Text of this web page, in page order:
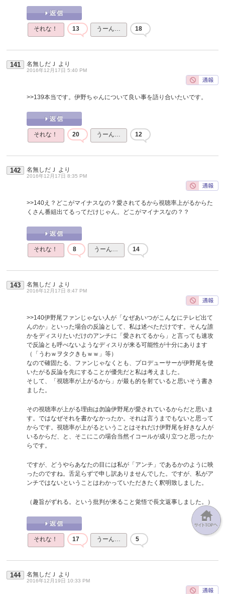
それな！ 13 うーん… 18
141 名無しだＪ より
2016年12月17日 5:40 PM
>>139本当です。伊野ちゃんについて良い事を語り合いたいです。
それな！ 20 うーん… 12
142 名無しだＪ より
2016年12月17日 8:35 PM
>>140え？どこがマイナスなの？愛されてるから視聴率上がるからた
くさん番組出てるってだけじゃん。どこがマイナスなの？？
それな！ 8 うーん… 14
143 名無しだＪ より
2016年12月17日 8:47 PM
>>140伊野尾ファンじゃない人が「なぜあいつがこんなにテレビ出て
んのか」といった場合の反論として、私は述べただけです。そんな誰
かをディスりたいだけのアンチに「愛されてるから」と言っても速攻
で反論とも呼べないようなディスりが来る可能性が十分にあります
（「うわｗヲタクきもｗｗ」等）
なので確固たる、ファンじゃなくとも、プロデューサーが伊野尾を使
いたがる反論を先にすることが優先だと私は考えました。
そして、「視聴率が上がるから」が最も的を射ていると思いそう書き
ました。
その視聴率が上がる理由は勿論伊野尾が愛されているからだと思いま
す。ではなぜそれを書かなかったか。それは言うまでもないと思って
からです。視聴率が上がるということはそれだけ伊野尾を好きな人が
いるからだ、と、そこにこの場合当然イコールが成り立つと思ったか
らです。
ですが、どうやらあなたの目には私が「アンチ」であるかのように映
ったのですね。舌足らずで申し訳ありませんでした。ですが、私がア
ンチではないということはわかっていただきたく釈明致しました。
（趣旨がずれる。という批判が来ること覚悟で長文返事しました。）
それな！ 17 うーん… 5
144 名無しだＪ より
2016年12月19日 10:33 PM